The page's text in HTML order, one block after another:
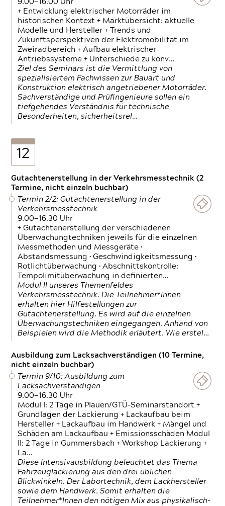
9.00—16.00 Uhr
+ Entwicklung elektrischer Motorräder im
historischen Kontext + Marktübersicht: aktuelle
Modelle und Hersteller + Trends und
Zukunftsperspektiven der Elektromobilität im
Zweiradbereich + Aufbau elektrischer
Antriebssysteme + Unterschiede zu konv…
Ziel des Seminars ist die Vermittlung von
spezialisiertem Fachwissen zur Bauart und
Konstruktion elektrisch angetriebener Motorräder.
Sachverständige und Prüfingenieure sollen ein
tiefgehendes Verständnis für technische
Besonderheiten, sicherheitsrel…
12
Gutachtenerstellung in der Verkehrsmesstechnik (2
Termine, nicht einzeln buchbar)
Termin 2/2: Gutachtenerstellung in der
Verkehrsmesstechnik
9.00—16.30 Uhr
+ Gutachtenerstellung der verschiedenen
Überwachungtechniken jeweils für die einzelnen
Messmethoden und Messgeräte •
Abstandsmessung • Geschwindigkeitsmessung •
Rotlichtüberwachung • Abschnittskontrolle:
Tempolimitüberwachung in definierten…
Modul II unseres Themenfeldes
Verkehrsmesstechnik. Die Teilnehmer*Innen
erhalten hier Hilfestellungen zur
Gutachtenerstellung. Es wird auf die einzelnen
Überwachungstechniken eingegangen. Anhand von
Beispielen wird die Methodik erläutert. Wie erstel…
Ausbildung zum Lacksachverständigen (10 Termine,
nicht einzeln buchbar)
Termin 9/10: Ausbildung zum
Lacksachverständigen
9.00—16.30 Uhr
Modul I: 2 Tage in Plauen/GTÜ-Seminarstandort +
Grundlagen der Lackierung + Lackaufbau beim
Hersteller + Lackaufbau im Handwerk + Mängel und
Schäden am Lackaufbau + Emissionsschäden Modul
II: 2 Tage in Gummersbach + Workshop Lackierung +
La…
Diese Intensivausbildung beleuchtet das Thema
Fahrzeuglackierung aus den drei üblichen
Blickwinkeln. Der Labortechnik, dem Lackhersteller
sowie dem Handwerk. Somit erhalten die
Teilnehmer*Innen den nötigen Mix aus physikalisch-